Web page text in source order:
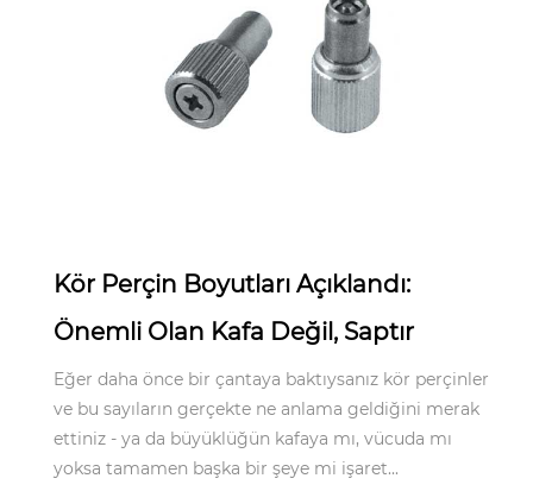
Kör Perçin Boyutları Açıklandı:
Önemli Olan Kafa Değil, Saptır
Eğer daha önce bir çantaya baktıysanız kör perçinler
ve bu sayıların gerçekte ne anlama geldiğini merak
ettiniz - ya da büyüklüğün kafaya mı, vücuda mı
yoksa tamamen başka bir şeye mi işaret...